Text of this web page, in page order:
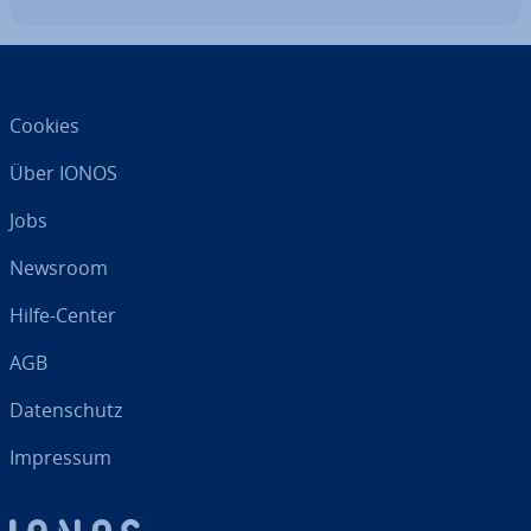
Cookies
Über IONOS
Jobs
Newsroom
Hilfe-Center
AGB
Da­ten­schutz
Impressum